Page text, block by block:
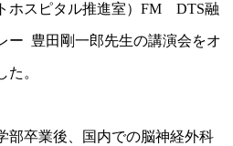
ホスピタル推進室）FM DTS融
ー 豊田剛一郎先生の講演会をオ
た。
部卒業後、国内での脳神経外科